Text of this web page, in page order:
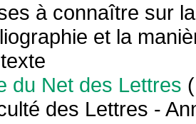
à connaître sur
et la
du Net des Lettres
des Lettres -